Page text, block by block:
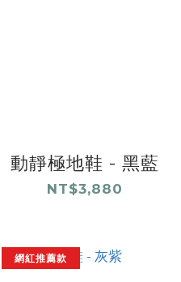
動靜極地鞋 - 黑藍
NT$3,880
網紅推薦款